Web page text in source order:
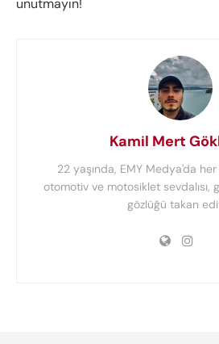
Kamil Mert
22 yaşında, EMY Medya'da
otomotiv ve motosiklet sevdalısı,
gözlüğü takan